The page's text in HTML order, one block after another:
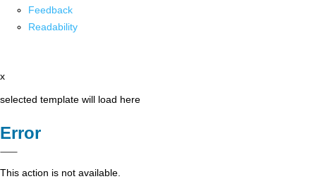
Feedback
Readability
x
selected template will load here
Error
This action is not available.